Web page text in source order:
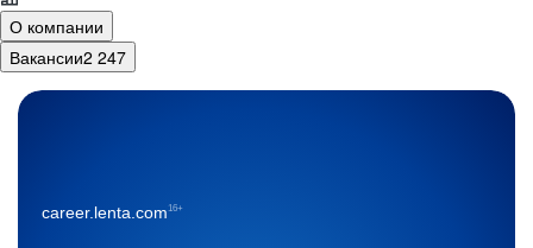
О компании
Вакансии2 247
career.lenta.com16+